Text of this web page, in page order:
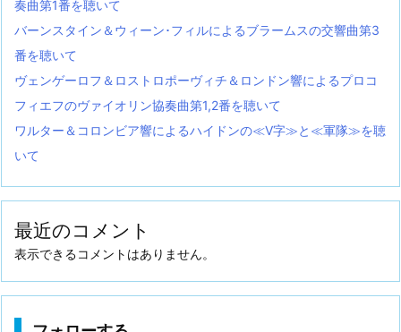
奏曲第1番を聴いて
バーンスタイン＆ウィーン･フィルによるブラームスの交響曲第3
番を聴いて
ヴェンゲーロフ＆ロストロポーヴィチ＆ロンドン響によるプロコ
フィエフのヴァイオリン協奏曲第1,2番を聴いて
ワルター＆コロンビア響によるハイドンの≪V字≫と≪軍隊≫を聴
いて
最近のコメント
表示できるコメントはありません。